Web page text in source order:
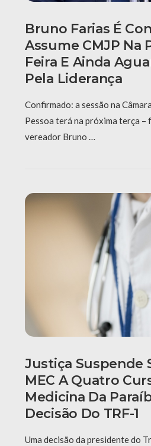
Bruno Farias É
Assume CMJP Na
Feira E Ainda
Pela Liderança
Confirmado: a sessão na
Pessoa terá na próxima terça –
vereador Bruno …
Justiça Suspende
MEC A Quatro
Medicina Da
Decisão Do TRF-1
Uma decisão da presidente do